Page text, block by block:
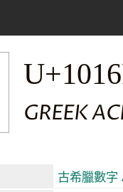
GREEK
古希臘數